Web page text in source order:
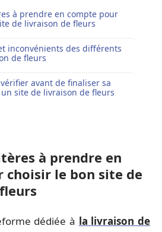
à prendre en compte pour
de livraison de fleurs
inconvénients des différents
de fleurs
avant de finaliser sa
site de livraison de fleurs
à prendre en
choisir le bon site de
dédiée à la livraison de